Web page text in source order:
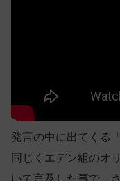
発言の中に出てくる「
同じくエデン組のオ
いて言及した事で、